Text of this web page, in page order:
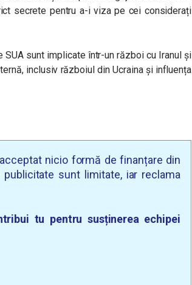
secrete pentru a-i viza pe cei considerați
sunt implicate într-un război cu Iranul și
inclusiv războiul din Ucraina și influența
nicio formă de finanțare din
sunt limitate, iar reclama
tu pentru susținerea echipei